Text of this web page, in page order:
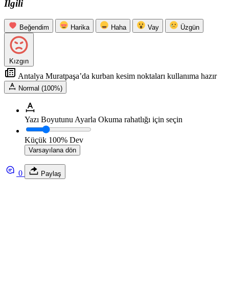
İlgili
Beğendim Harika Haha Vay Üzgün
Kızgın
Antalya Muratpaşa’da kurban kesim noktaları kullanıma hazır
Normal (100%)
Yazı Boyutunu Ayarla Okuma rahatlığı için seçin
Küçük 100% Dev
Varsayılana dön
0 Paylaş